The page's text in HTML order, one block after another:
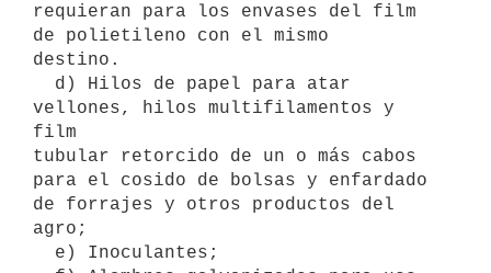
requieran para los envases del film
de polietileno con el mismo
destino.
vellones, hilos multifilamentos y
film
tubular retorcido de un o más cabos
para el cosido de bolsas y enfardado
de forrajes y otros productos del
agro;